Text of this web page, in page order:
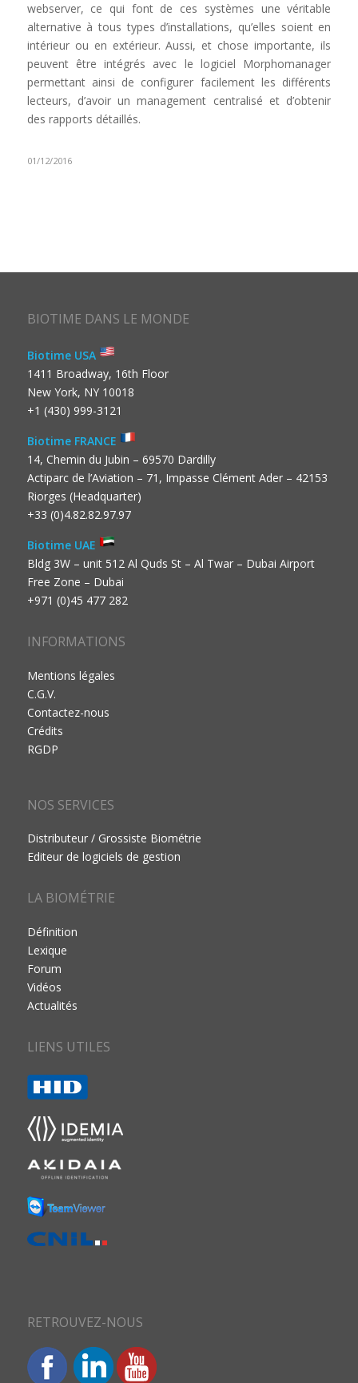
webserver, ce qui font de ces systèmes une véritable
alternative à tous types d’installations, qu’elles soient en
intérieur ou en extérieur. Aussi, et chose importante, ils
peuvent être intégrés avec le logiciel Morphomanager
permettant ainsi de configurer facilement les différents
lecteurs, d’avoir un management centralisé et d’obtenir
des rapports détaillés.
01/12/2016
BIOTIME DANS LE MONDE
Biotime USA
1411 Broadway, 16th Floor
New York, NY 10018
+1 (430) 999-3121
Biotime FRANCE
14, Chemin du Jubin – 69570 Dardilly
Actiparc de l’Aviation – 71, Impasse Clément Ader – 42153
Riorges (Headquarter)
+33 (0)4.82.82.97.97
Biotime UAE
Bldg 3W – unit 512 Al Quds St – Al Twar – Dubai Airport
Free Zone – Dubai
+971 (0)45 477 282
INFORMATIONS
Mentions légales
C.G.V.
Contactez-nous
Crédits
RGDP
NOS SERVICES
Distributeur / Grossiste Biométrie
Editeur de logiciels de gestion
LA BIOMÉTRIE
Définition
Lexique
Forum
Vidéos
Actualités
LIENS UTILES
RETROUVEZ-NOUS